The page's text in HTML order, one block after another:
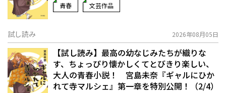
青春 文芸作品
試し読み 2026年08月05日
【試し読み】最高の幼なじみたちが織りな
す、ちょっぴり懐かしくてとびきり楽しい、
大人の青春小説！ 宮島未奈『ギャルにひか
れて寺マルシェ』第一章を特別公開！（2/4）